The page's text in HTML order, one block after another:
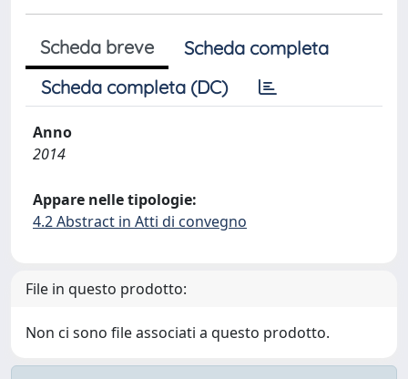
Scheda breve
Scheda completa
Scheda completa (DC)
Anno
2014
Appare nelle tipologie:
4.2 Abstract in Atti di convegno
File in questo prodotto:
Non ci sono file associati a questo prodotto.